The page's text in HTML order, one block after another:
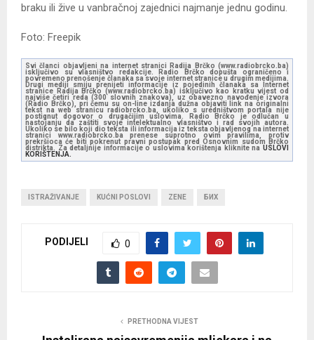
braku ili žive u vanbračnoj zajednici najmanje jednu godinu.
Foto: Freepik
Svi članci objavljeni na internet stranici Radija Brčko (www.radiobrcko.ba)
isključivo su vlasništvo redakcije. Radio Brčko dopušta ograničeno i
povremeno prenošenje članaka sa svoje internet stranice u drugim medijima.
Drugi mediji smiju prenijeti informacije iz pojedinih članaka sa Internet
stranice Radija Brčko (www.radiobrcko.ba) isključivo kao kratku vijest od
najviše četiri reda (300 slovnih znakova), uz obavezno navođenje izvora
(Radio Brčko), pri čemu su on-line izdanja dužna objaviti link na originalni
tekst na web stranicu radiobrcko.ba, ukoliko s uredništvom portala nije
postignut dogovor o drugačijim uslovima. Radio Brčko je odlučan u
nastojanju da zaštiti svoje intelektualno vlasništvo i rad svojih autora.
Ukoliko se bilo koji dio teksta ili informacija iz teksta objavljenog na internet
stranici www.radiobrcko.ba prenese suprotno ovim pravilima, protiv
prekršioca će biti pokrenut pravni postupak pred Osnovnim sudom Brčko
distrikta. Za detaljnije informacije o uslovima korištenja kliknite na USLOVI
KORIŠTENJA.
ISTRAŽIVANJE KUĆNI POSLOVI ZENE БИХ
PODIJELI 0
PRETHODNA VIJEST